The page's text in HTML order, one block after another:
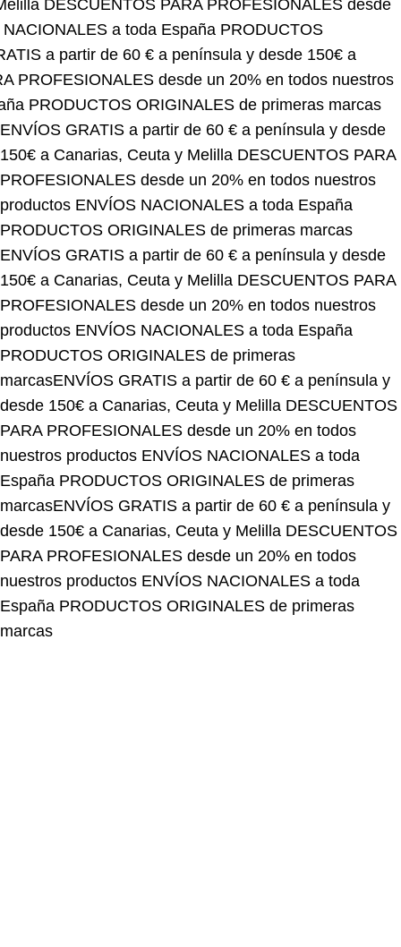
ENVÍOS NACIONALES a toda España
GRATIS a partir de 60 € a península y desde 150€
desde un 20% en todos nuestros
ORIGINALES de primeras marcas
ENVÍOS GRATIS a partir de 60 € a península y desde
150€ a Canarias, Ceuta y MelillaDESCUENTOS PARA
PROFESIONALES desde un 20% en todos nuestros
productosENVÍOS NACIONALES a toda España
PRODUCTOS ORIGINALES de primeras marcas
ENVÍOS GRATIS a partir de 60 € a península y desde
150€ a Canarias, Ceuta y MelillaDESCUENTOS PARA
PROFESIONALES desde un 20% en todos nuestros
productosENVÍOS NACIONALES a toda España
PRODUCTOS ORIGINALES de primeras
marcasENVÍOS GRATIS a partir de 60 € a península y
desde 150€ a Canarias, Ceuta y Melilla DESCUENTOS
PARA PROFESIONALES desde un 20% en todos
nuestros productosENVÍOS NACIONALES a toda
EspañaPRODUCTOS ORIGINALES de primeras
marcasENVÍOS GRATIS a partir de 60 € a península y
desde 150€ a Canarias, Ceuta y Melilla DESCUENTOS
PARA PROFESIONALES desde un 20% en todos
nuestros productosENVÍOS NACIONALES a toda
EspañaPRODUCTOS ORIGINALES de primeras
marcas